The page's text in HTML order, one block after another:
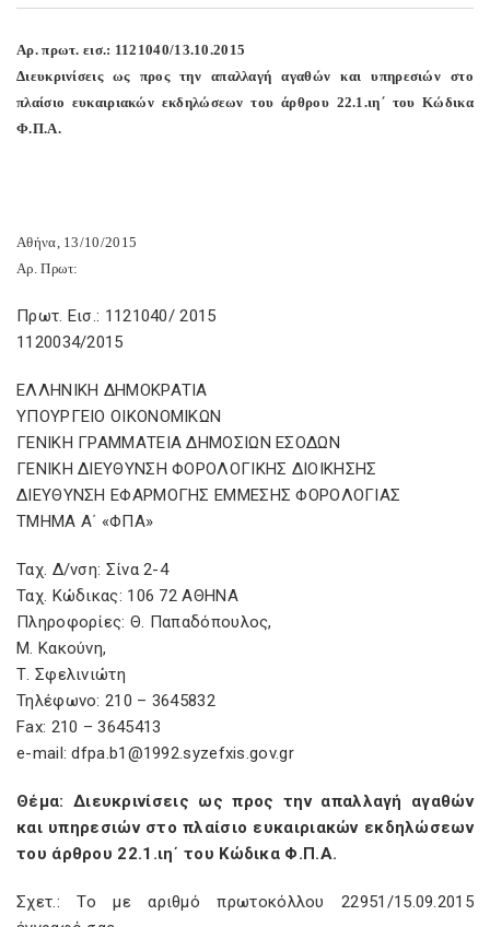
Αρ. πρωτ. εισ.: 1121040/13.10.2015
Διευκρινίσεις ως προς την απαλλαγή αγαθών και υπηρεσιών στο
πλαίσιο ευκαιριακών εκδηλώσεων του άρθρου 22.1.ιη΄ του Κώδικα
Φ.Π.Α.
Αθήνα, 13/10/2015
Αρ. Πρωτ:
Πρωτ. Εισ.: 1121040/ 2015
1120034/2015
ΕΛΛΗΝΙΚΗ ΔΗΜΟΚΡΑΤΙΑ
ΥΠΟΥΡΓΕΙΟ ΟΙΚΟΝΟΜΙΚΩΝ
ΓΕΝΙΚΗ ΓΡΑΜΜΑΤΕΙΑ ΔΗΜΟΣΙΩΝ ΕΣΟΔΩΝ
ΓΕΝΙΚΗ ΔΙΕΥΘΥΝΣΗ ΦΟΡΟΛΟΓΙΚΗΣ ΔΙΟΙΚΗΣΗΣ
ΔΙΕΥΘΥΝΣΗ ΕΦΑΡΜΟΓΗΣ ΕΜΜΕΣΗΣ ΦΟΡΟΛΟΓΙΑΣ
ΤΜΗΜΑ Α΄ «ΦΠΑ»
Ταχ. Δ/νση: Σίνα 2-4
Ταχ. Κώδικας: 106 72 ΑΘΗΝΑ
Πληροφορίες: Θ. Παπαδόπουλος,
Μ. Κακούνη,
Τ. Σφελινιώτη
Τηλέφωνο: 210 – 3645832
Fax: 210 – 3645413
e-mail: dfpa.b1@1992.syzefxis.gov.gr
Θέμα: Διευκρινίσεις ως προς την απαλλαγή αγαθών
και υπηρεσιών στο πλαίσιο ευκαιριακών εκδηλώσεων
του άρθρου 22.1.ιη΄ του Κώδικα Φ.Π.Α.
Σχετ.: Το με αριθμό πρωτοκόλλου 22951/15.09.2015